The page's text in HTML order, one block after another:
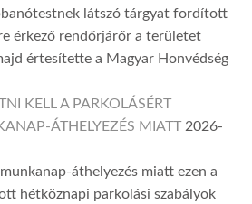
látszó tárgyat fordított
érkező rendőrjárőr a területet
értesítette a Magyar Honvédség
KELL A PARKOLÁSÉRT
ÁTHELYEZÉS MIATT 2026-
áthelyezés miatt ezen a
hétköznapi parkolási szabályok